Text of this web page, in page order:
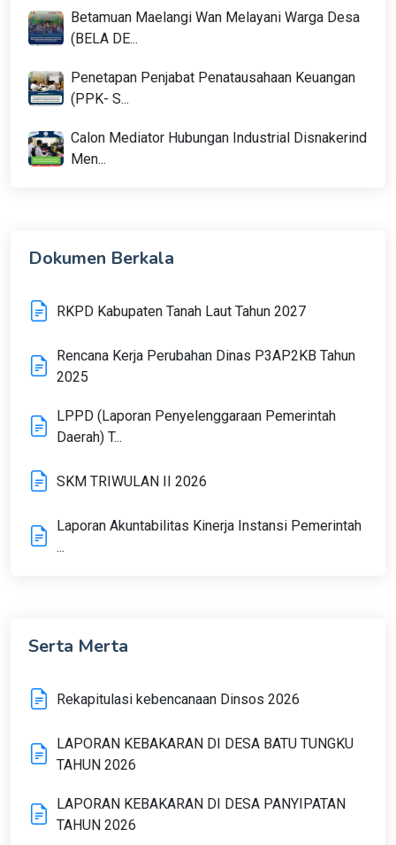
Betamuan Maelangi Wan Melayani Warga Desa
(BELA DE...
Penetapan Penjabat Penatausahaan Keuangan
(PPK- S...
Calon Mediator Hubungan Industrial Disnakerind
Men...
Dokumen Berkala
RKPD Kabupaten Tanah Laut Tahun 2027
Rencana Kerja Perubahan Dinas P3AP2KB Tahun
2025
LPPD (Laporan Penyelenggaraan Pemerintah
Daerah) T...
SKM TRIWULAN II 2026
Laporan Akuntabilitas Kinerja Instansi Pemerintah
...
Serta Merta
Rekapitulasi kebencanaan Dinsos 2026
LAPORAN KEBAKARAN DI DESA BATU TUNGKU
TAHUN 2026
LAPORAN KEBAKARAN DI DESA PANYIPATAN
TAHUN 2026